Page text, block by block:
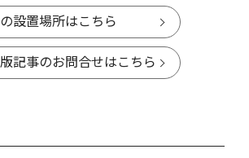
設置場所はこちら
記事のお問合せはこちら